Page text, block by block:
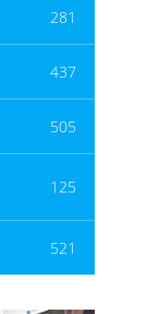
281
437
505
125
521